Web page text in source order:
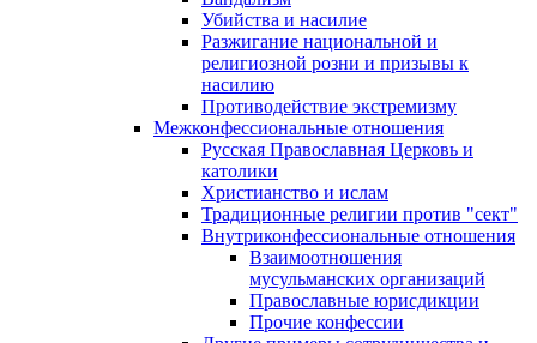
Убийства и насилие
Разжигание национальной и
религиозной розни и призывы к
насилию
Противодействие экстремизму
Межконфессиональные отношения
Русская Православная Церковь и
католики
Христианство и ислам
Традиционные религии против "сект"
Внутриконфессиональные отношения
Взаимоотношения
мусульманских организаций
Православные юрисдикции
Прочие конфессии